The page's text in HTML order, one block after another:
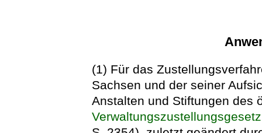
(1) Für das
Sachsen und der seiner
Anstalten und Stiftungen des
Verwaltungszustellungsgesetz